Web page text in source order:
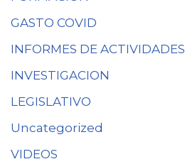
GASTO COVID
INFORMES DE ACTIVIDADES
INVESTIGACION
LEGISLATIVO
Uncategorized
VIDEOS